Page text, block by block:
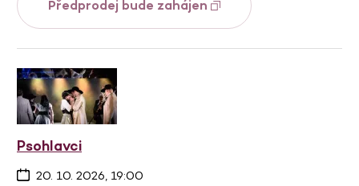
Předprodej bude zahájen
Psohlavci
20. 10. 2026, 19:00